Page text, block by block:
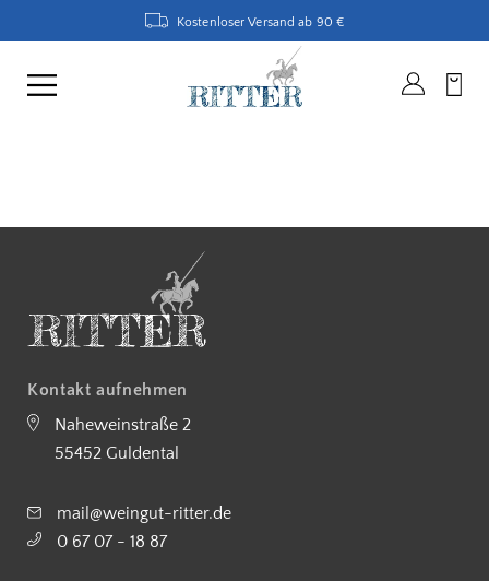
Kostenloser Versand ab 90 €
Kontakt aufnehmen
Naheweinstraße 2
55452 Guldental
mail@weingut-ritter.de
0 67 07 - 18 87